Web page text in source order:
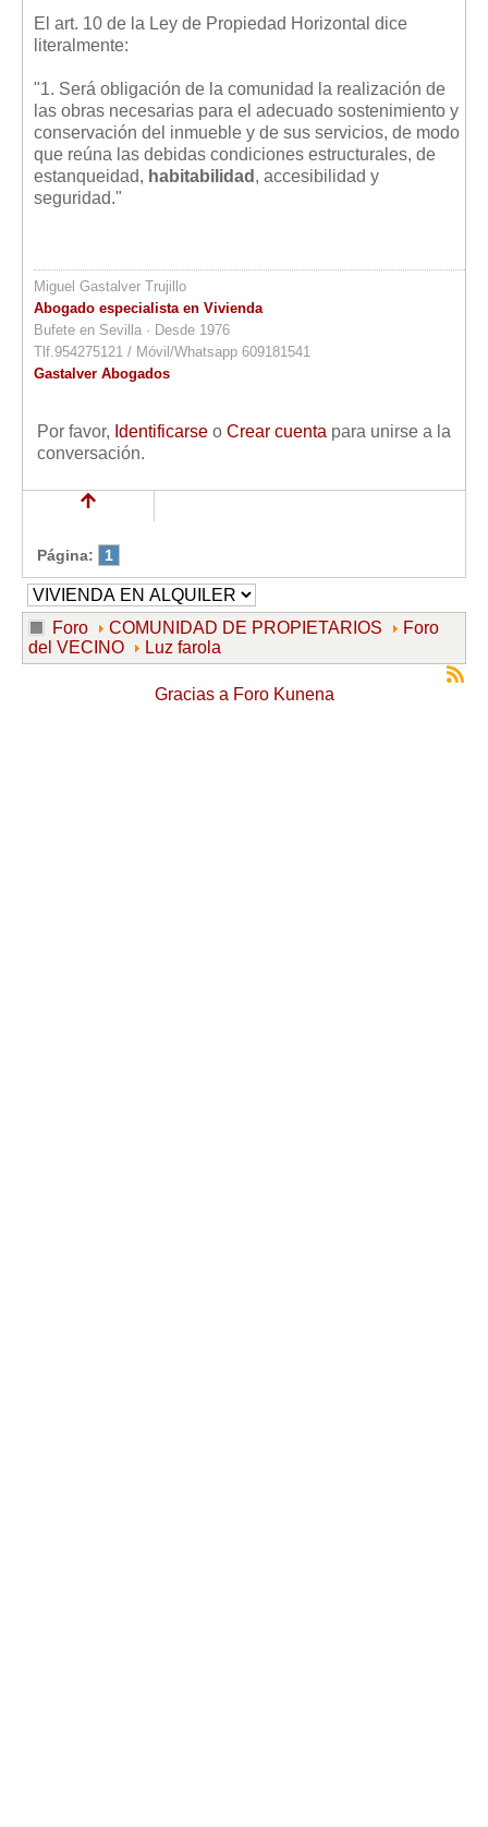
El art. 10 de la Ley de Propiedad Horizontal dice
literalmente:
"1. Será obligación de la comunidad la realización de
las obras necesarias para el adecuado sostenimiento y
conservación del inmueble y de sus servicios, de modo
que reúna las debidas condiciones estructurales, de
estanqueidad, habitabilidad , accesibilidad y
seguridad."
Miguel Gastalver Trujillo
Abogado especialista en Vivienda
Bufete en Sevilla · Desde 1976
Tlf.954275121 / Móvil/Whatsapp 609181541
Gastalver Abogados
Por favor, Identificarse o Crear cuenta para unirse a la
conversación.
Página: 1
Foro COMUNIDAD DE PROPIETARIOS
Foro
del VECINO
Luz farola
Gracias a Foro Kunena